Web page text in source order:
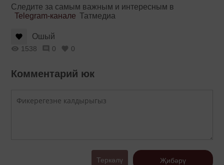
Следите за самым важным и интересным в
Telegram-канале Татмедиа
Ошый
1538 0 0
Комментарий юк
Теркәлү Җибәрү